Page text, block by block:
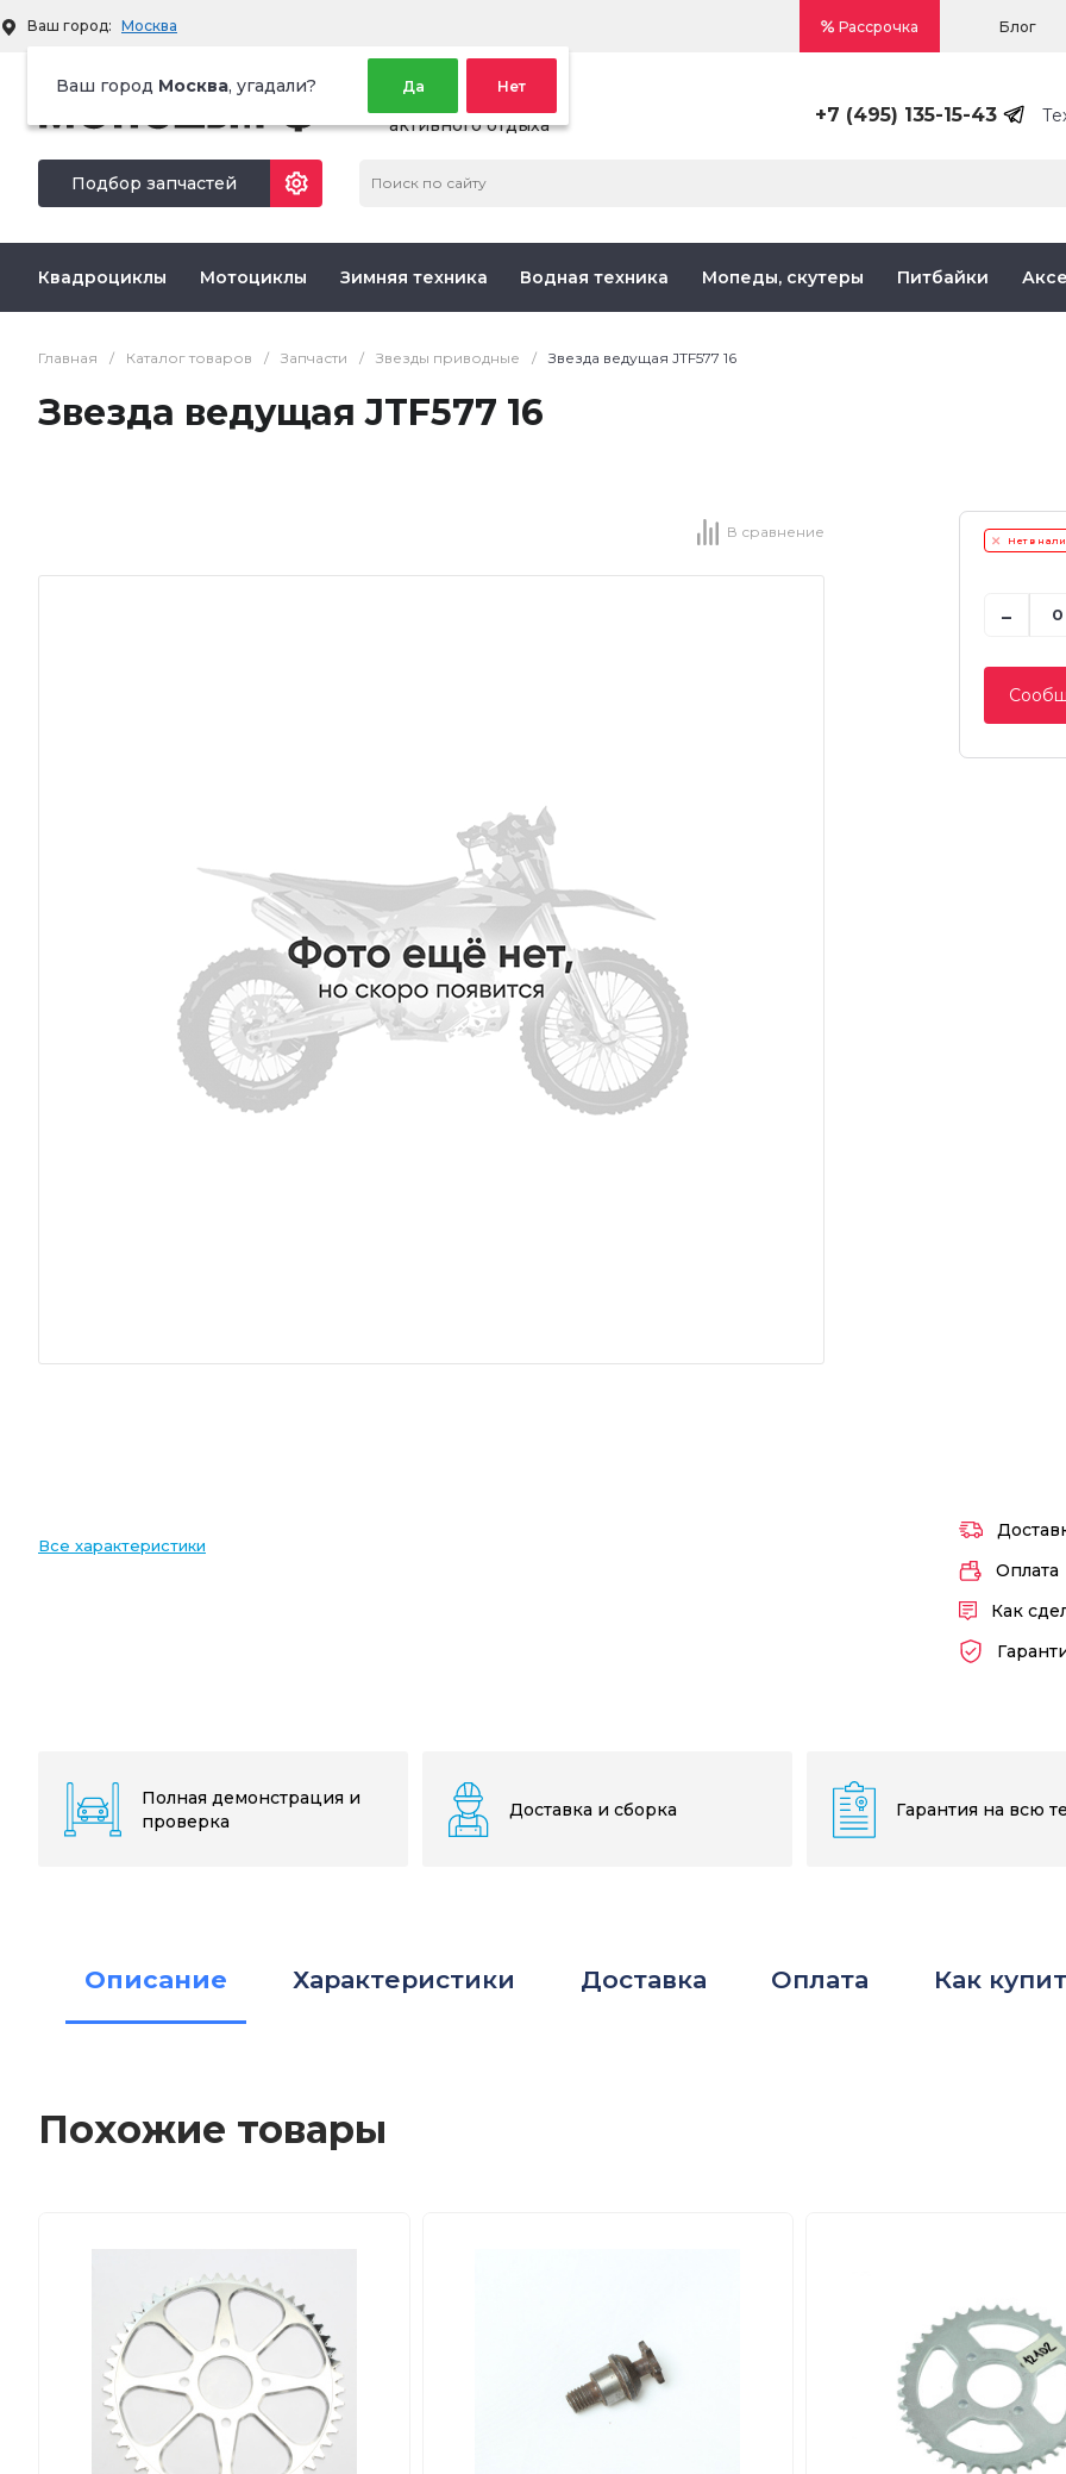
Ваш город: Москва
Ваш город Москва, угадали? Да Нет
Рассрочка Блог
активного отдыха
+7 (495) 135-15-43
Подбор запчастей
Квадроциклы Мотоциклы Зимняя техника Водная техника Мопеды, скутеры Питбайки
Главная / Каталог товаров / Запчасти / Звезды приводные / Звезда ведущая JTF577 16
Звезда ведущая JTF577 16
В сравнение
Все характеристики
Оплата
Как
Нет в
-
Полная демонстрация и
проверка
Доставка и сборка Гарантия на всю
Описание Характеристики Доставка Оплата Как
Похожие товары